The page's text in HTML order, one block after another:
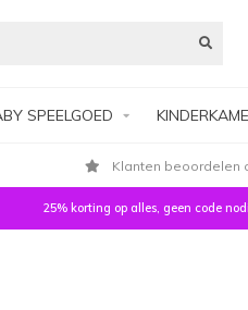
SPEELGOED
Klanten beoordelen
25% korting op alles, geen code